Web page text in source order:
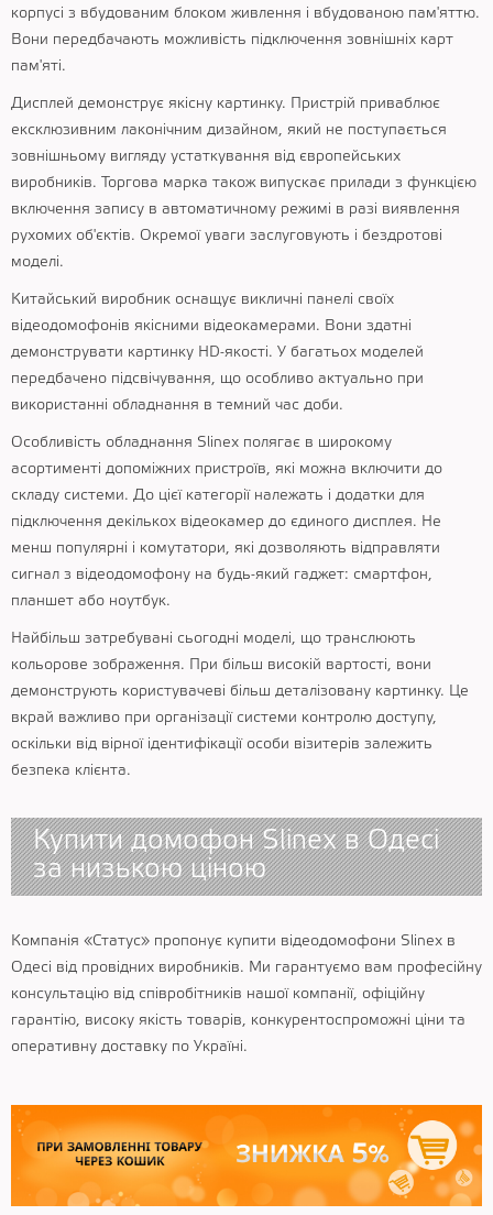
корпусі з вбудованим блоком живлення і вбудованою пам'яттю.
Вони передбачають можливість підключення зовнішніх карт
пам'яті.
Дисплей демонструє якісну картинку. Пристрій приваблює
ексклюзивним лаконічним дизайном, який не поступається
зовнішньому вигляду устаткування від європейських
виробників. Торгова марка також випускає прилади з функцією
включення запису в автоматичному режимі в разі виявлення
рухомих об'єктів. Окремої уваги заслуговують і бездротові
моделі.
Китайський виробник оснащує викличні панелі своїх
відеодомофонів якісними відеокамерами. Вони здатні
демонструвати картинку HD-якості. У багатьох моделей
передбачено підсвічування, що особливо актуально при
використанні обладнання в темний час доби.
Особливість обладнання Slinex полягає в широкому
асортименті допоміжних пристроїв, які можна включити до
складу системи. До цієї категорії належать і додатки для
підключення декількох відеокамер до єдиного дисплея. Не
менш популярні і комутатори, які дозволяють відправляти
сигнал з відеодомофону на будь-який гаджет: смартфон,
планшет або ноутбук.
Найбільш затребувані сьогодні моделі, що транслюють
кольорове зображення. При більш високій вартості, вони
демонструють користувачеві більш деталізовану картинку. Це
вкрай важливо при організації системи контролю доступу,
оскільки від вірної ідентифікації особи візитерів залежить
безпека клієнта.
Купити домофон Slinex в Одесі
за низькою ціною
Компанія «Статус» пропонує купити відеодомофони Slinex в
Одесі від провідних виробників. Ми гарантуємо вам професійну
консультацію від співробітників нашої компанії, офіційну
гарантію, високу якість товарів, конкурентоспроможні ціни та
оперативну доставку по Україні.